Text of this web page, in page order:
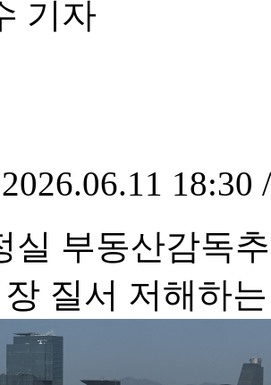
기자
18:30
실 부동산감독
질서 저해하